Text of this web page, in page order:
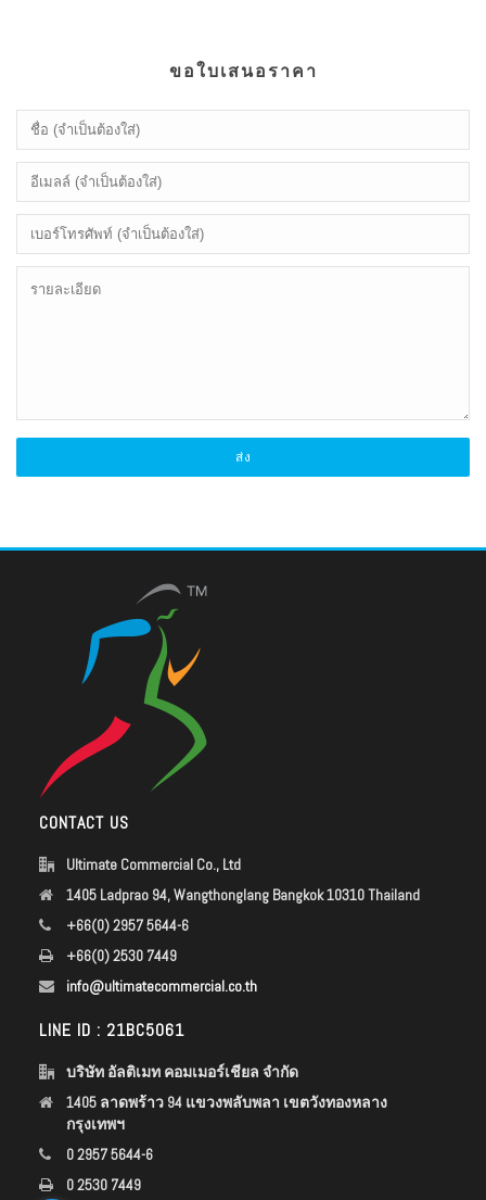
ขอใบเสนอราคา
CONTACT US
Ultimate Commercial Co., Ltd
1405 Ladprao 94, Wangthonglang Bangkok 10310 Thailand
+66(0) 2957 5644-6
+66(0) 2530 7449
info@ultimatecommercial.co.th
LINE ID : 21BC5061
บริษัท อัลติเมท คอมเมอร์เชียล จำกัด
1405 ลาดพร้าว 94 แขวงพลับพลา เขตวังทองหลาง
กรุงเทพฯ
0 2957 5644-6
0 2530 7449